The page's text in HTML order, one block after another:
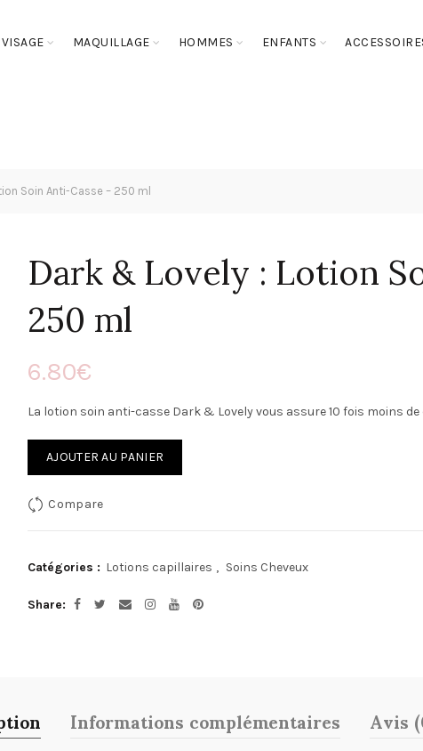
MAQUILLAGE HOMMES ENFANTS
Soin Anti-Casse – 250 ml
Dark & Lovely : Lotion
250 ml
6.80€
La lotion soin anti-casse Dark & Lovely vous assure 10 fois moins
AJOUTER AU PANIER
Compare
Catégories : Lotions capillaires , Soins Cheveux
Share
Informations complémentaires Avis